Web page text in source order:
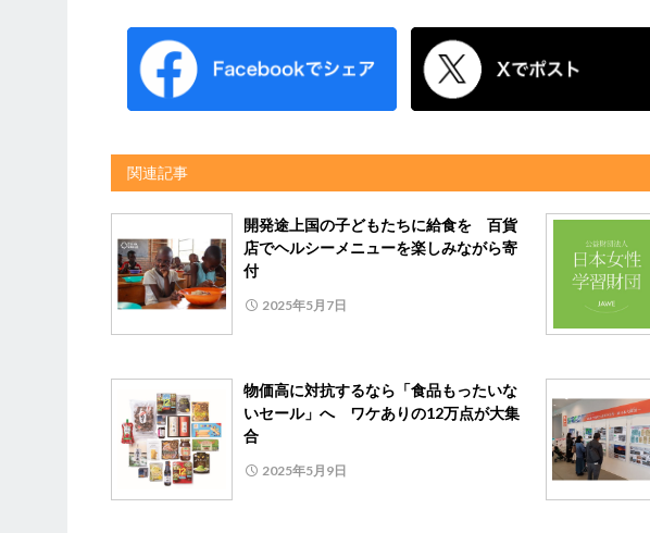
関連記事
開発途上国の⼦どもたちに給⾷を 百貨
店でヘルシーメニューを楽しみながら寄
付
2025年5月7日
物価高に対抗するなら「食品もったいな
いセール」へ ワケありの12万点が大集
合
2025年5月9日